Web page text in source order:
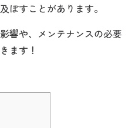
ぼすことがあります。
響や、メンテナンスの必要
ます！